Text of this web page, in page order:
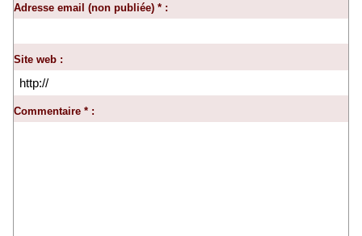
Adresse email (non publiée) * :
Site web :
Commentaire * :